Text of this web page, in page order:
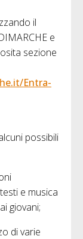
il
e
sezione
Entra-
possibili
e musica
giovani;
di varie